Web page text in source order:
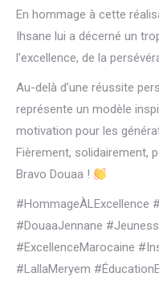
En hommage à cette
Ihsane lui a décerné un
l’excellence, de la
Au-delà d’une réussite
représente un modèle
motivation pour les
Fièrement, solidairement,
Bravo Douaa !
#HommageÀLExcellence
#DouaaJennane
#ExcellenceMarocaine
#LallaMeryem